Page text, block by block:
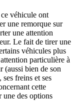
véhicule ont
une remorque sur
une attention
Le fait de tirer une
véhicules plus
particulière à
(aussi bien de son
freins et ses
cette
une des options